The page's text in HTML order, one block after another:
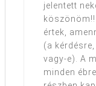
jelentett
értek,
(a
vagy-e). A
minden